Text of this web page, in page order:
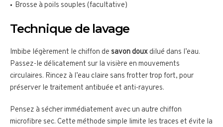
Brosse à poils souples (facultative)
Technique de lavage
Imbibe légèrement le chiffon de savon doux dilué dans l’eau.
Passez-le délicatement sur la visière en mouvements
circulaires. Rincez à l’eau claire sans frotter trop fort, pour
préserver le traitement antibuée et anti-rayures.
Pensez à sécher immédiatement avec un autre chiffon
microfibre sec. Cette méthode simple limite les traces et évite la